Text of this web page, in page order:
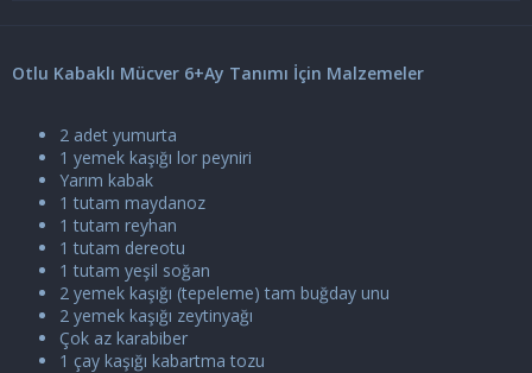
t
r
i
Otlu Kabaklı Mücver 6+Ay Tanımı İçin Malzemeler
2 adet yumurta
1 yemek kaşığı lor peyniri
Yarım kabak
1 tutam maydanoz
1 tutam reyhan
1 tutam dereotu
1 tutam yeşil soğan
2 yemek kaşığı (tepeleme) tam buğday unu
2 yemek kaşığı zeytinyağı
Çok az karabiber
1 çay kaşığı kabartma tozu